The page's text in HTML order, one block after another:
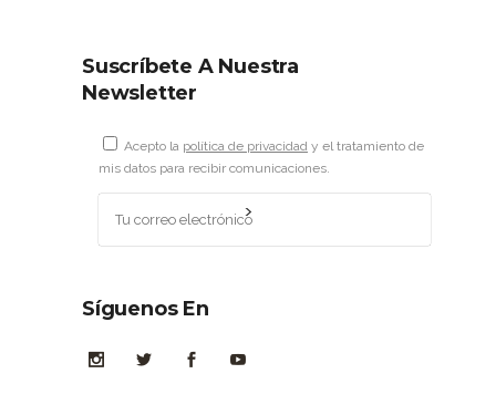
Suscríbete A Nuestra
Newsletter
Acepto la política de privacidad y el tratamiento de
mis datos para recibir comunicaciones.
Síguenos En